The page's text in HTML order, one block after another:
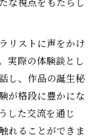
リストに声をかけ
実際の体験談とし
し、作品の誕生秘
が格段に豊かにな
した交流を通じ
れることができま